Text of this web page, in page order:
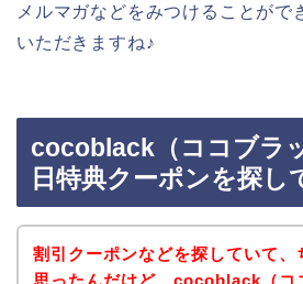
メルマガなどをみつけることがで
いただきますね♪
cocoblack（ココブラ
日特典クーポンを探し
割引クーポンなどを探していて、
思ったんだけど、cocoblack（コ